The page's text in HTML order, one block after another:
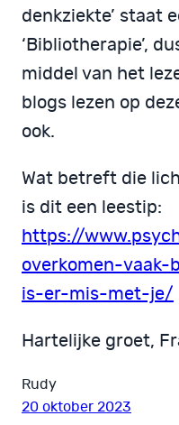
denkziekte’ staat
‘Bibliotherapie’,
middel van het
blogs lezen op
ook.
Wat betreft die
is dit een leestip:
https://
overkomen-
is-er-mis-met-je/
Hartelijke groet,
Rudy
20 oktober 2023